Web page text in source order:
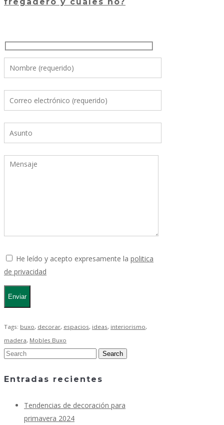
He leído y acepto expresamente la politica
de privacidad
Tags: buxo, decorar, espacios, ideas, interiorismo,
madera, Mobles Buxo
Entradas recientes
Tendencias de decoración para
primavera 2024